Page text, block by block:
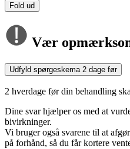
Fold ud
Vær
Udfyld spørgeskema 2 dage før
2 hverdage før din behandling
Dine svar hjælper os med at
bivirkninger.
Vi bruger også svarene til at
på forhånd, så du får kortere